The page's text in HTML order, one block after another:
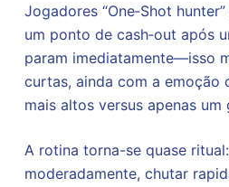
Jogadores “One‑Shot
um ponto de cash‑out após
param imediatamente—isso
curtas, ainda com a emoção
mais altos versus apenas um
A rotina torna-se quase
moderadamente, chutar